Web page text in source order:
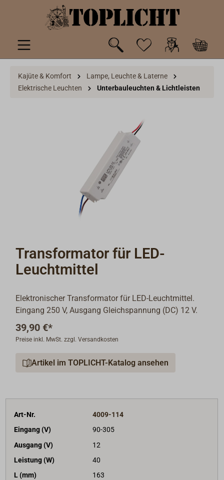
springen
Kajüte & Komfort
Lampe, Leuchte & Laterne
Elektrische Leuchten
Unterbauleuchten & Lichtleisten
Transformator für LED-
Leuchtmittel
Elektronischer Transformator für LED-Leuchtmittel.
Eingang 250 V, Ausgang Gleichspannung (DC) 12 V.
39,90 €*
Preise inkl. MwSt. zzgl. Versandkosten
Artikel im TOPLICHT-Katalog ansehen
Art-Nr.
4009-114
Eingang (V)
90-305
Ausgang (V)
12
Leistung (W)
40
L (mm)
163